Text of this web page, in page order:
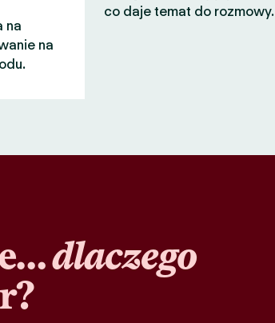
na
na
co daje temat do rozmowy.
dlaczego